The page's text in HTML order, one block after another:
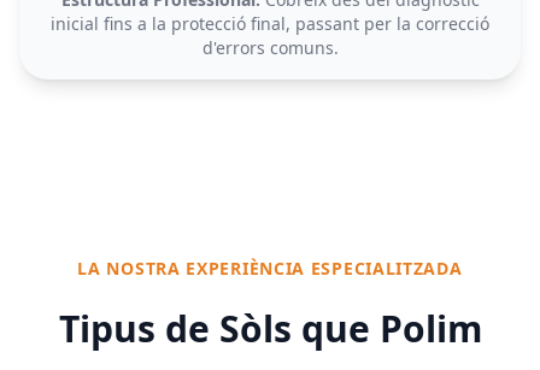
inicial fins a la protecció final, passant per la correcció
d'errors comuns.
LA NOSTRA EXPERIÈNCIA ESPECIALITZADA
Tipus de Sòls que Polim